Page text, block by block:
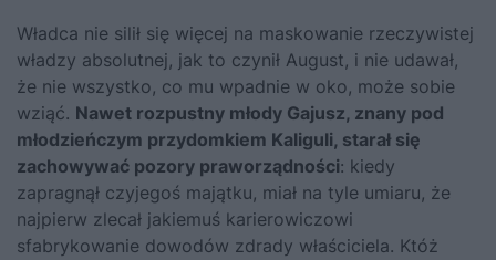
Władca nie silił się więcej na maskowanie rzeczywistej
władzy absolutnej, jak to czynił August, i nie udawał,
że nie wszystko, co mu wpadnie w oko, może sobie
wziąć. Nawet rozpustny młody Gajusz, znany pod
młodzieńczym przydomkiem Kaliguli, starał się
zachowywać pozory praworządności: kiedy
zapragnął czyjegoś majątku, miał na tyle umiaru, że
najpierw zlecał jakiemuś karierowiczowi
sfabrykowanie dowodów zdrady właściciela. Któż